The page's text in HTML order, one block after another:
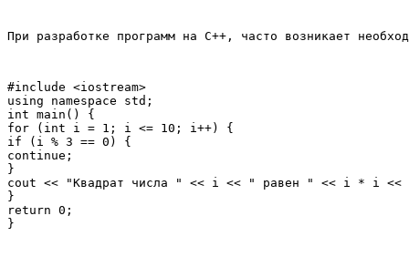
При разработке программ на C++, часто возникает
#include <iostream>
using namespace std;
int main() {
for (int i = 1; i <= 10; i++) {
if (i % 3 == 0) {
continue;
}
cout << "Квадрат числа " << i << " равен " << i * i <<
}
return 0;